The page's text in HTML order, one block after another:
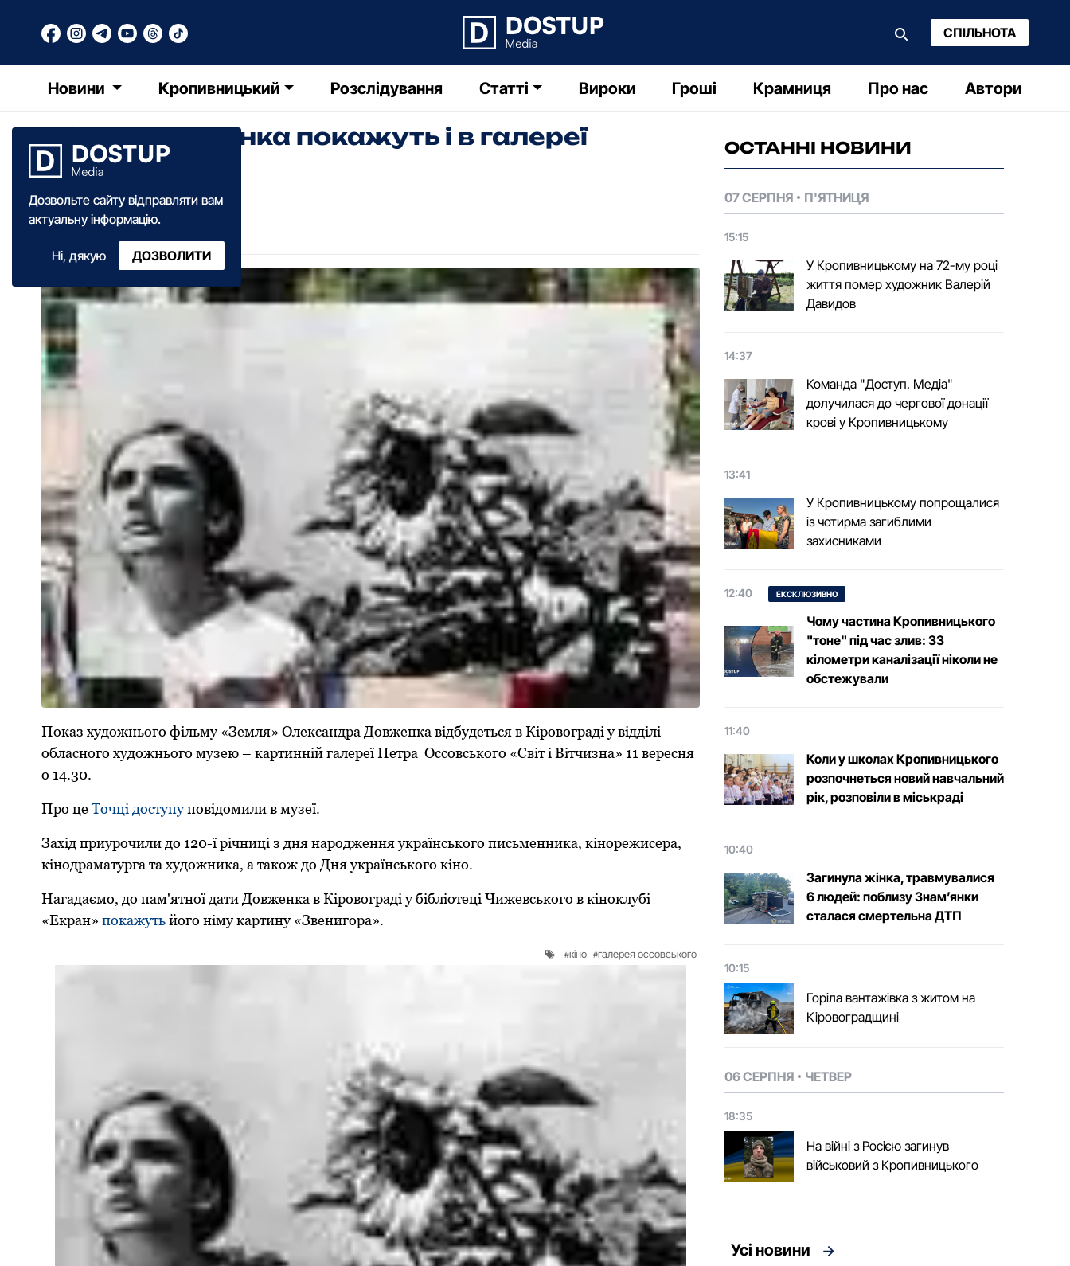
СПІЛЬНОТА
Новини Кропивницький Розслідування Статті Вироки Гроші Крамниця Про нас Автори
Дозвольте сайту відправляти вам
актуальну інформацію.
Ні, дякую ДОЗВОЛИТИ
Фільм Довженка покажуть і в галереї
Оссовського
ЛМ Людмила Макей
05 вересня·2014
Показ художнього фільму «Земля» Олександра Довженка відбудеться в Кіровограді у відділі
обласного художнього музею – картинній галереї Петра Оссовського «Світ і Вітчизна» 11 вересня
о 14.30.
Про цеТочці доступуповідомили в музеї.
Захід приурочили до 120-ї річниці з дня народження українського письменника, кінорежисера,
кінодраматурга та художника, а також до Дня українського кіно.
Нагадаємо, до пам'ятної дати Довженка в Кіровограді у бібліотеці Чижевського в кіноклубі
«Екран» покажутьйого німу картину «Звенигора».
кіно галерея оссовського
ОСТАННІ НОВИНИ
07 СЕРПНЯ П'ЯТНИЦЯ
15:15
У Кропивницькому на 72-му році
життя помер художник Валерій
Давидов
14:37
Команда "Доступ. Медіа"
долучилася до чергової донації
крові у Кропивницькому
13:41
У Кропивницькому попрощалися
із чотирма загиблими
захисниками
12:40 ЕКСКЛЮЗИВНО
Чому частина Кропивницького
"тоне" під час злив: 33
кілометри каналізації ніколи не
обстежували
11:40
Коли у школах Кропивницького
розпочнеться новий навчальний
рік, розповіли в міськраді
10:40
Загинула жінка, травмувалися
6 людей: поблизу Знам’янки
сталася смертельна ДТП
10:15
Горіла вантажівка з житом на
Кіровоградщині
06 СЕРПНЯ ЧЕТВЕР
18:35
На війні з Росією загинув
військовий з Кропивницького
Усі новини